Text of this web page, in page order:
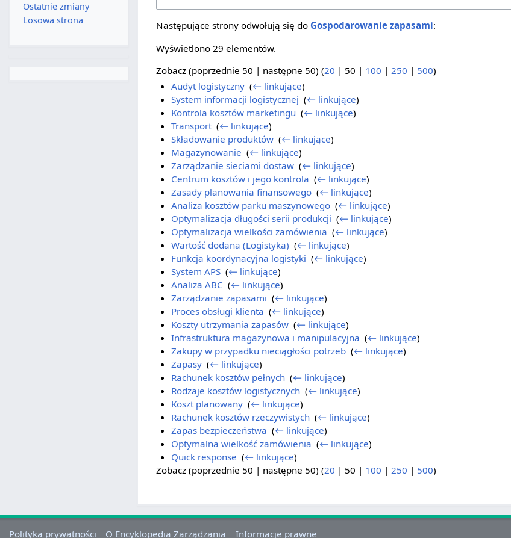
Następujące strony odwołują się do Gospodarowanie zapasami:
Wyświetlono 29 elementów.
Zobacz (poprzednie 50 | następne 50) (20 | 50 | 100 | 250 | 500)
Audyt logistyczny‎ (← linkujące)
System informacji logistycznej (← linkujące)
Kontrola kosztów marketingu (← linkujące)
Transport‎ (← linkujące)
Składowanie produktów‎ (← linkujące)
Magazynowanie (← linkujące)
Zarządzanie sieciami dostaw‎ (← linkujące)
Centrum kosztów i jego kontrola (← linkujące)
Zasady planowania finansowego‎ (← linkujące)
Analiza kosztów parku maszynowego‎ (← linkujące)
Optymalizacja długości serii produkcji (← linkujące)
Optymalizacja wielkości zamówienia (← linkujące)
Wartość dodana (Logistyka) (← linkujące)
Funkcja koordynacyjna logistyki (← linkujące)
System APS‎ (← linkujące)
Analiza ABC (← linkujące)
Zarządzanie zapasami (← linkujące)
Proces obsługi klienta (← linkujące)
Koszty utrzymania zapasów‎ (← linkujące)
Infrastruktura magazynowa i manipulacyjna (← linkujące)
Zakupy w przypadku nieciągłości potrzeb‎ (← linkujące)
Zapasy‎ (← linkujące)
Rachunek kosztów pełnych‎ (← linkujące)
Rodzaje kosztów logistycznych‎ (← linkujące)
Koszt planowany‎ (← linkujące)
Rachunek kosztów rzeczywistych‎ (← linkujące)
Zapas bezpieczeństwa (← linkujące)
Optymalna wielkość zamówienia (← linkujące)
Quick response (← linkujące)
Zobacz (poprzednie 50 | następne 50) (20 | 50 | 100 |250 | 500)
Ostatnie zmiany
Losowa strona
Polityka prywatności O Encyklopedia Zarządzania Informacje prawne